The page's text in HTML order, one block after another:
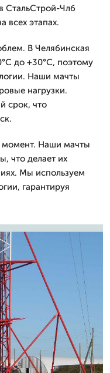
СтальСтрой-Члб
всех этапах.
В Челябинская
до +30°C, поэтому
Наши мачты
нагрузки.
срок, что
момент. Наши мачты
что делает их
Мы используем
гарантируя